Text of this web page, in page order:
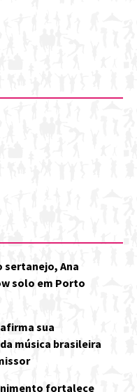
sertanejo, Ana
solo em Porto
sua
música brasileira
fortalece